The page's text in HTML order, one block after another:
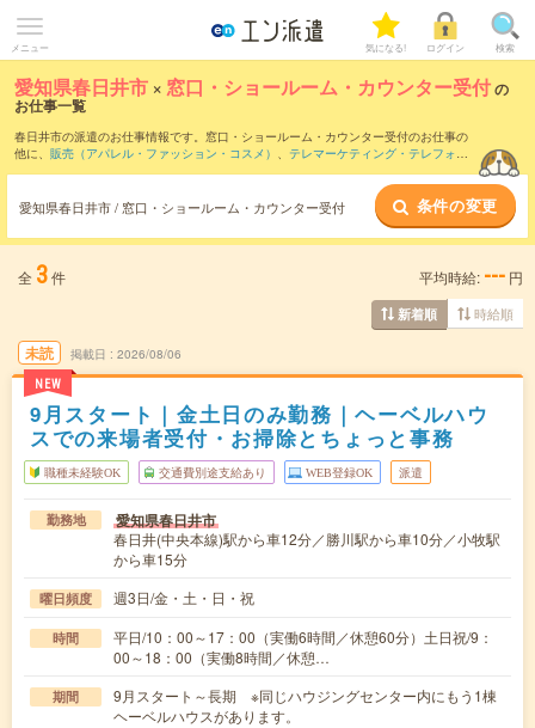
メニュー 気になる! ログイン 検索
愛知県春日井市 × 窓口・ショールーム・カウンター受付の
お仕事一覧
春日井市の派遣のお仕事情報です。窓口・ショールーム・カウンター受付のお仕事の
他に、 販売（アパレル・ファッション・コスメ） 、 テレマーケティング・テレフォン
などのこだわり条件で絞り込ん
でいただけます。職種辞典： 窓口・ショールーム・カウンター受付のお仕事とは？と
は？
愛知県春日井市 / 窓口・ショールーム・カウンター受付 条件の変更
全 3件 平均時給: --- 円
新着順 時給順
未読
NEW
掲載日 2026/08/06
9月スタート｜金土日のみ勤務｜ヘーベルハウ
スでの来場者受付・お掃除とちょっと事務
職種未経験OK 交通費別途支給あり WEB登録OK 派遣
勤務地 愛知県春日井市
春日井(中央本線)駅から車12分／勝川駅から車10分／小牧駅
から車15分
曜日頻度 週3日/金・土・日・祝
時間
平日/10：00～17：00（実働6時間／休憩60分）土日祝/9：
00～18：00（実働8時間／休憩…
期間
9月スタート～長期 ※同じハウジングセンター内にもう1棟
ヘーベルハウスがあります。